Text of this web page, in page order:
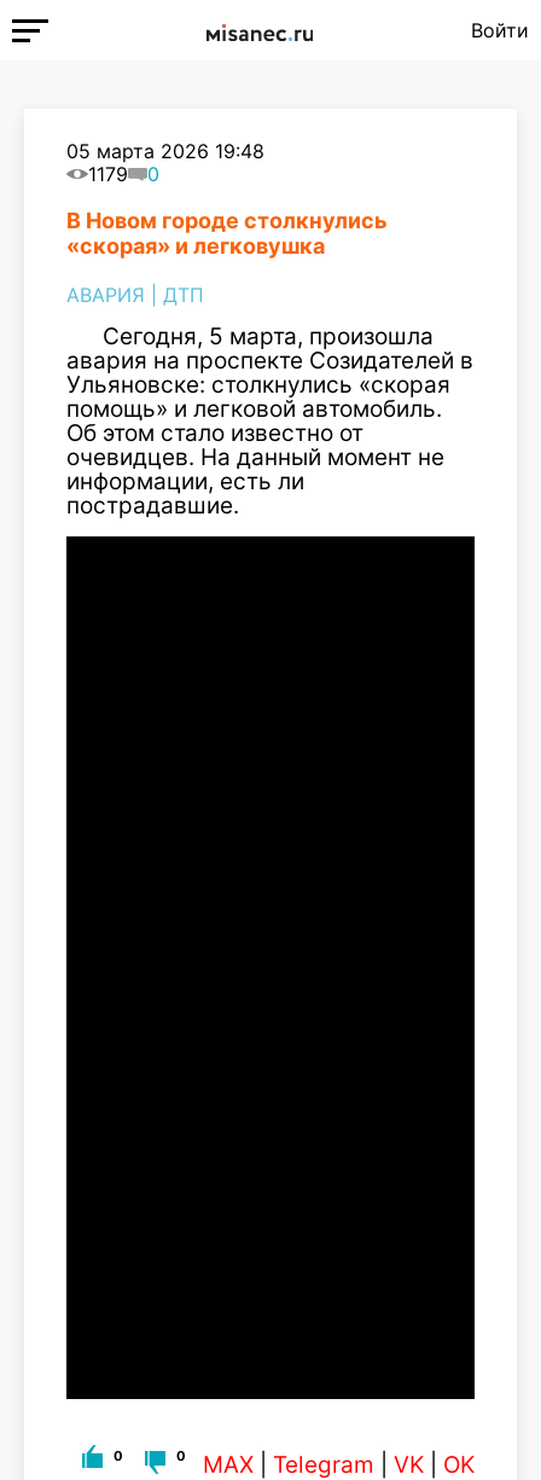
Войти
05 марта 2026 19:48
1179
0
В Новом городе столкнулись
«скорая» и легковушка
АВАРИЯ ДТП
Сегодня, 5 марта, произошла
авария на проспекте Созидателей в
Ульяновске: столкнулись «скорая
помощь» и легковой автомобиль.
Об этом стало известно от
очевидцев. На данный момент не
информации, есть ли
пострадавшие.
0 0 MAX Telegram VK OK